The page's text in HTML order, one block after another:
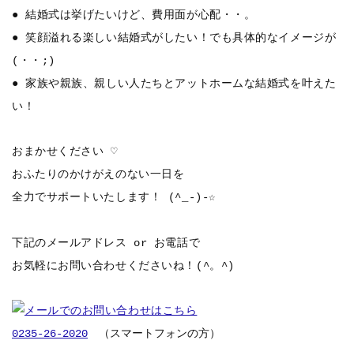
● 結婚式は挙げたいけど、費用面が心配・・。
● 笑顔溢れる楽しい結婚式がしたい！でも具体的なイメージが
(・・;)
● 家族や親族、親しい人たちとアットホームな結婚式を叶えた
い！
おまかせください ♡
おふたりのかけがえのない一日を
全力でサポートいたします！ (^_-)-☆
下記のメールアドレス or お電話で
お気軽にお問い合わせくださいね！(^。^)
0235-26-2020 （スマートフォンの方）